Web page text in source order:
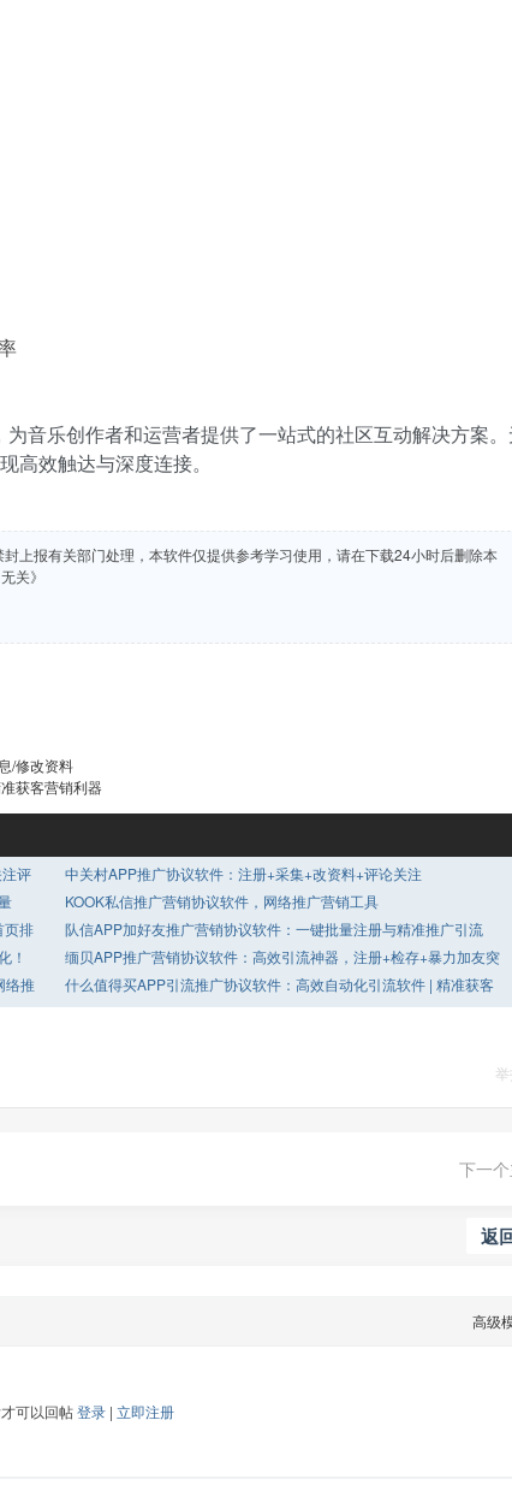
音乐创作者和运营者提供了一站式的社区互动解决方案
高效触达与深度连接。
上报有关部门处理，本软件仅提供参考学习使用，请在下载24小时后删除本
关》
/修改资料
获客营销利器
评
中关村APP推广协议软件：注册+采集+改资料+评论关注
KOOK私信推广营销协议软件，网络推广营销工具
页排
队信APP加好友推广营销协议软件：一键批量注册与精准推广引流
！
缅贝APP推广营销协议软件：高效引流神器，注册+检存+暴力加友突
破限制！
络推
什么值得买APP引流推广协议软件：高效自动化引流软件 | 精准获客
营销利器
下一
返
高级
可以回帖登录 | 立即注册